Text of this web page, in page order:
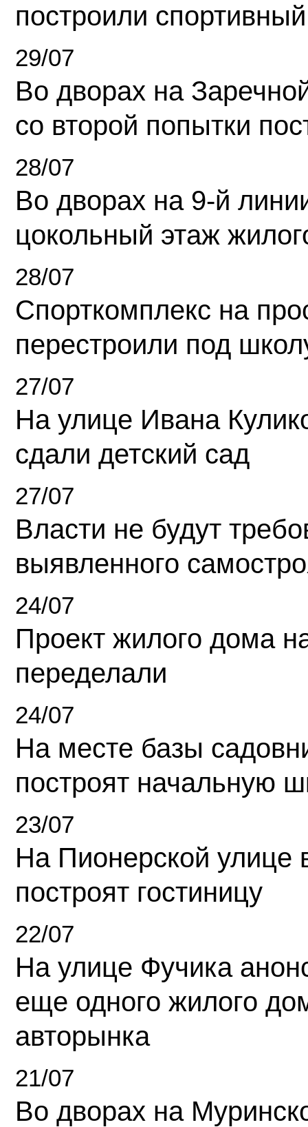
построили
29/07
Во дворах на
со второй попытки
28/07
Во дворах на 9-й
цокольный этаж
28/07
Спорткомплекс на
перестроили под
27/07
На улице Ивана
сдали детский сад
27/07
Власти не будут
выявленного
24/07
Проект жилого дома
переделали
24/07
На месте базы
построят начальную
23/07
На Пионерской улице
построят гостиницу
22/07
На улице Фучика
еще одного жилого
авторынка
21/07
Во дворах на